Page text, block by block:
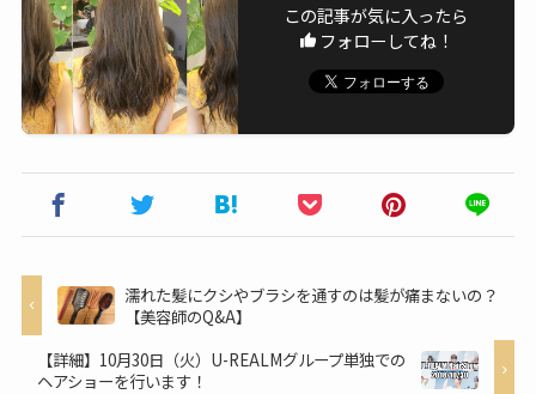
この記事が気に入ったら
フォローしてね！
濡れた髪にクシやブラシを通すのは髪が痛まないの？
【美容師のQ&A】
【詳細】10月30日（火）U-REALMグループ単独での
ヘアショーを行います！